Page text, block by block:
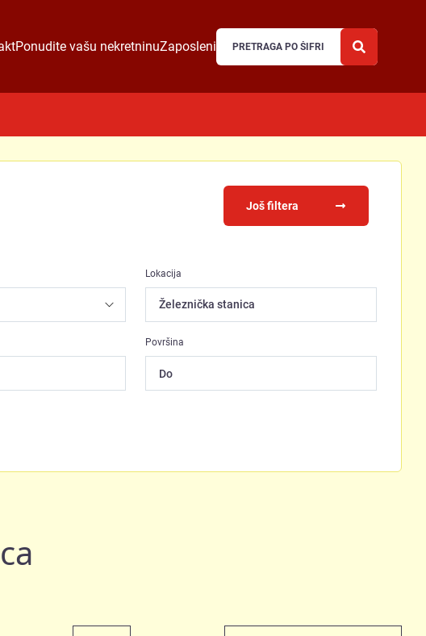
Ponudite vašu nekretninuZaposleni
Još filtera
Lokacija
Železnička stanica
Površina